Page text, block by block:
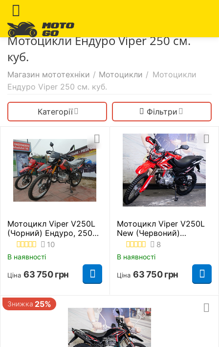
Мотоцикли Ендуро Viper 250 см.
куб.
Магазин мототехніки / Мотоцикли / Мотоцикли
Ендуро Viper 250 см. куб.
Категорії Фільтри
Мотоцикл Viper V250L
(Чорний) Ендуро, 250
см. куб.
10
В наявності
Ціна 63 750 грн
Мотоцикл Viper V250L
New (Червоний)
Ендуро, 250 см. куб.
8
В наявності
Ціна 63 750 грн
Знижка 25%